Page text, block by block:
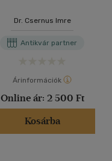
Dr. Csernus Imre
Antikvár partner
Árinformációk
Online ár: 2 500 Ft
Kosárba